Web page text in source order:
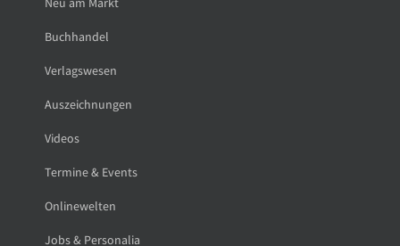
Buchhandel
Verlagswesen
Auszeichnungen
Videos
Termine & Events
Onlinewelten
Jobs & Personalia